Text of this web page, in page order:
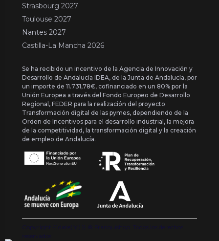
Strasbourg 2027
Toulouse 2027
Nantes 2027
Castilla-La Mancha 2026
Se ha recibido un incentivo de la Agencia de Innovación y
Desarrollo de Andalucía IDEA, de la Junta de Andalucía, por
un importe de 11.731,78€, cofinanciado en un 80% por la
Unión Europea a través del Fondo Europeo de Desarrollo
Regional, FEDER para la realización del proyecto
Transformación digital de las pymes, dependiendo de la
Orden de Incentivos para el desarrollo industrial, la mejora
de la competitividad, la transformación digital y la creación
de empleo de Andalucía.
Copyright {{ date('Y') }} ® Franquishop. Todos los derechos
reservados